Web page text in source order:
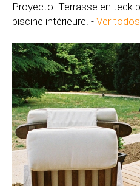
Proyecto: Terrasse en teck
piscine intérieure. - Ver